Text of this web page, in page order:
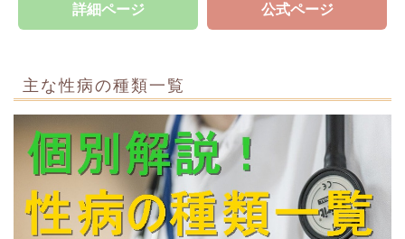
詳細ページ 公式ページ
主な性病の種類一覧